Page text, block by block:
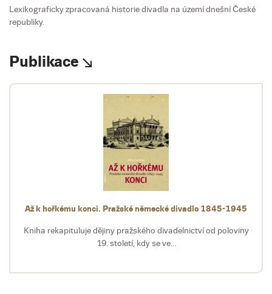
Lexikograficky zpracovaná historie divadla na území dnešní České
republiky.
Publikace
Až k hořkému konci. Pražské německé divadlo 1845-1945
Kniha rekapituluje dějiny pražského divadelnictví od poloviny
19. století, kdy se ve...